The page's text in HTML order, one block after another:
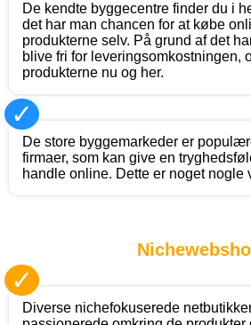
De kendte byggecentre finder du i
det har man chancen for at købe
produkterne selv. På grund af det
blive fri for leveringsomkostningen,
produkterne nu og her.
✓
De store byggemarkeder er
firmaer, som kan give en
handle online. Dette er noget nogle
✓
Diverse nichefokuserede